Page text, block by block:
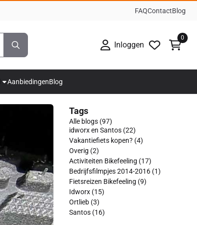
FAQContactBlog
Inloggen
0
AanbiedingenBlog
Tags
Alle blogs (97)
idworx en Santos (22)
Vakantiefiets kopen? (4)
Overig (2)
Activiteiten Bikefeeling (17)
Bedrijfsfilmpjes 2014-2016 (1)
Fietsreizen Bikefeeling (9)
Idworx (15)
Ortlieb (3)
Santos (16)